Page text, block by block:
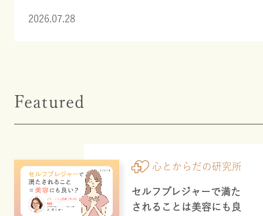
2026.07.28
Featured
心とからだの研究所
セルフプレジャーで満た
されることは美容にも良